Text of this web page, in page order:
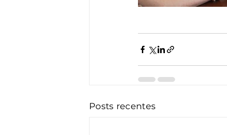
Posts recentes